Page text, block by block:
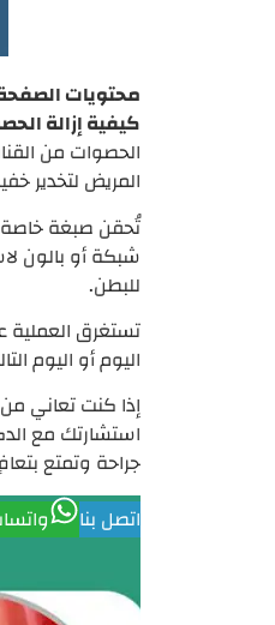
محتويات
كيفية إزالة
المريض لتخدير
تُحقن صبغة خاصة
شبكة أو بالون
للبطن.
اليوم أو اليوم
إذا كنت تعاني
استشارتك مع
جراحة وتمتع
اتصل بنا